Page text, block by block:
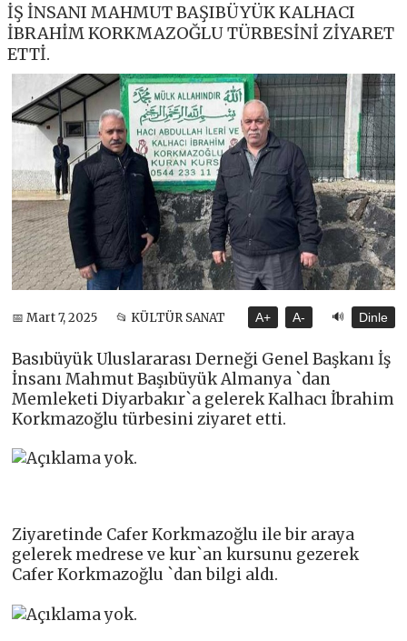
İŞ İNSANI MAHMUT BAŞIBÜYÜK KALHACI
İBRAHİM KORKMAZOĞLU TÜRBESİNİ ZİYARET
ETTİ.
📅 Mart 7, 2025 📂 KÜLTÜR SANAT A+ A- 🔊 Dinle
Basıbüyük Uluslararası Derneği Genel Başkanı İş
İnsanı Mahmut Başıbüyük Almanya `dan
Memleketi Diyarbakır`a gelerek Kalhacı İbrahim
Korkmazoğlu türbesini ziyaret etti.
Ziyaretinde Cafer Korkmazoğlu ile bir araya
gelerek medrese ve kur`an kursunu gezerek
Cafer Korkmazoğlu `dan bilgi aldı.